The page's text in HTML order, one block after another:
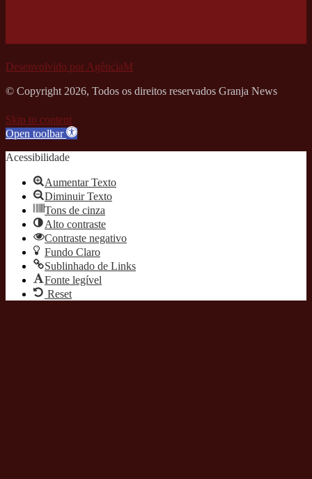
Desenvolvido por AgênciaM
© Copyright 2026, Todos os direitos reservados Granja News
Skip to content
Open toolbar
Acessibilidade
Aumentar Texto
Diminuir Texto
Tons de cinza
Alto contraste
Contraste negativo
Fundo Claro
Sublinhado de Links
Fonte legível
Reset